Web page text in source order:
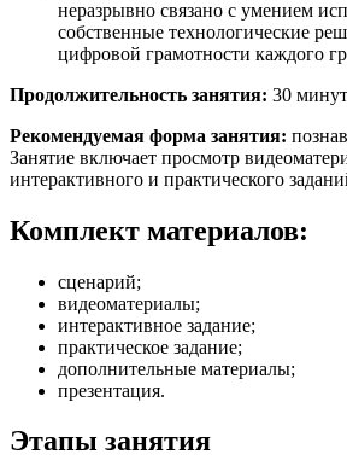
неразрывно связано с умением
собственные технологические
цифровой грамотности каждого
Продолжительность занятия: 30
Рекомендуемая форма занятия:
Занятие включает просмотр
интерактивного и практического
Комплект материалов:
сценарий;
видеоматериалы;
интерактивное задание;
практическое задание;
дополнительные материалы;
презентация.
Этапы занятия